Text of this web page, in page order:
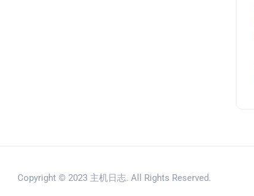
Copyright © 2023 主机日志. All Rights Reserved.